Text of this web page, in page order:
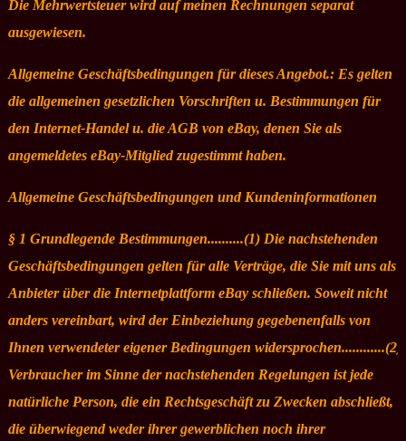
Die Mehrwertsteuer wird auf meinen Rechnungen separat
ausgewiesen.
Allgemeine Geschäftsbedingungen für dieses Angebot.: Es gelten
die allgemeinen gesetzlichen Vorschriften u. Bestimmungen für
den Internet-Handel u. die AGB von eBay, denen Sie als
angemeldetes eBay-Mitglied zugestimmt haben.
Allgemeine Geschäftsbedingungen und Kundeninformationen
§ 1 Grundlegende Bestimmungen..........(1) Die nachstehenden
Geschäftsbedingungen gelten für alle Verträge, die Sie mit uns als
Anbieter über die Internetplattform eBay schließen. Soweit nicht
anders vereinbart, wird der Einbeziehung gegebenenfalls von
Ihnen verwendeter eigener Bedingungen widersprochen............(2)
Verbraucher im Sinne der nachstehenden Regelungen ist jede
natürliche Person, die ein Rechtsgeschäft zu Zwecken abschließt,
die überwiegend weder ihrer gewerblichen noch ihrer